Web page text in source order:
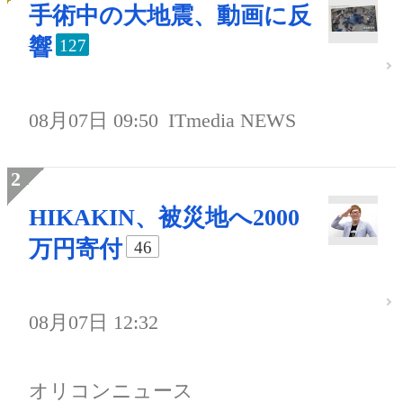
手術中の大地震、動画に反
響 127
08月07日 09:50 ITmedia NEWS
HIKAKIN、被災地へ2000
万円寄付
46
08月07日 12:32
オリコンニュース